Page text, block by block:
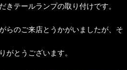
きテールランプの取り付けです。
らのご来店とうかがいましたが、そ
がとうございます。